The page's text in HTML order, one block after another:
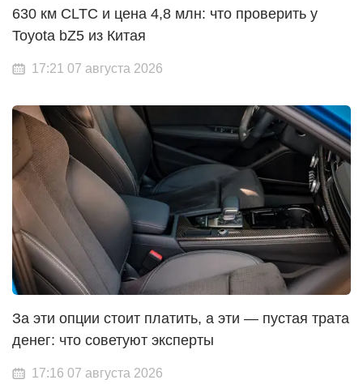
630 км CLTC и цена 4,8 млн: что проверить у
Toyota bZ5 из Китая
17:21 07 августа 2026
За эти опции стоит платить, а эти — пустая трата
денег: что советуют эксперты
17:16 07 августа 2026